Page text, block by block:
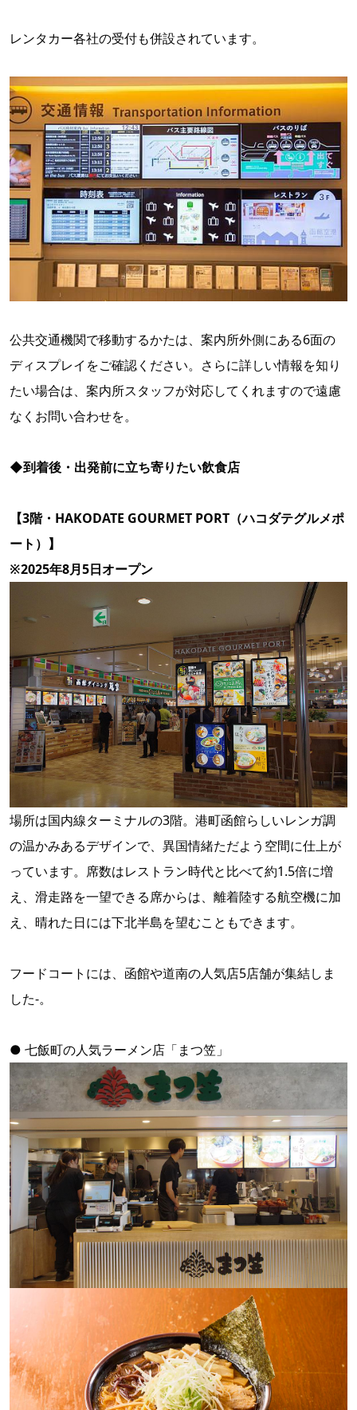
レンタカー各社の受付も併設されています。
公共交通機関で移動するかたは、案内所外側にある6面の
ディスプレイをご確認ください。さらに詳しい情報を知り
たい場合は、案内所スタッフが対応してくれますので遠慮
なくお問い合わせを。
◆到着後・出発前に立ち寄りたい飲食店
【3階・ HAKODATE GOURMET PORT（ハコダテグルメポ
ート）】
※2025年8月5日オープン
場所は国内線ターミナルの3階。港町函館らしいレンガ調
の温かみあるデザインで、異国情緒ただよう空間に仕上が
っています。席数はレストラン時代と比べて約1.5倍に増
え、滑走路を一望できる席からは、離着陸する航空機に加
え、晴れた日には下北半島を望むこともできます。
フードコートには、函館や道南の人気店5店舗が集結しま
した-。
● 七飯町の人気ラーメン店「まつ笠」